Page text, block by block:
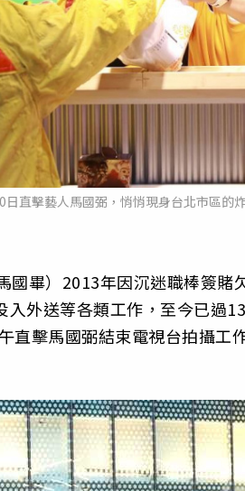
日直擊藝人馬國弼，悄悄現身台北市區的
國畢）2013年因沉迷職棒簽賭
入外送等各類工作，至今已過
直擊馬國弼結束電視台拍攝工